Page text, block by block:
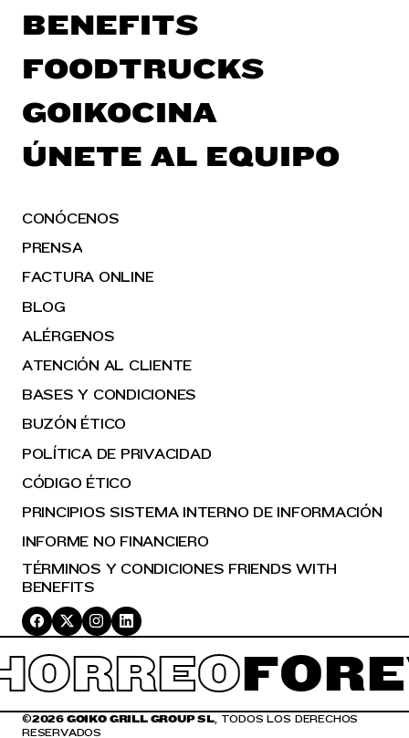
BENEFITS
FOODTRUCKS
GOIKOCINA
ÚNETE AL EQUIPO
CONÓCENOS
PRENSA
FACTURA ONLINE
BLOG
ALÉRGENOS
ATENCIÓN AL CLIENTE
BASES Y CONDICIONES
BUZÓN ÉTICO
POLÍTICA DE PRIVACIDAD
CÓDIGO ÉTICO
PRINCIPIOS SISTEMA INTERNO DE INFORMACIÓN
INFORME NO FINANCIERO
TÉRMINOS Y CONDICIONES FRIENDS WITH
BENEFITS
©2026 GOIKO GRILL GROUP SL, TODOS LOS DERECHOS
RESERVADOS